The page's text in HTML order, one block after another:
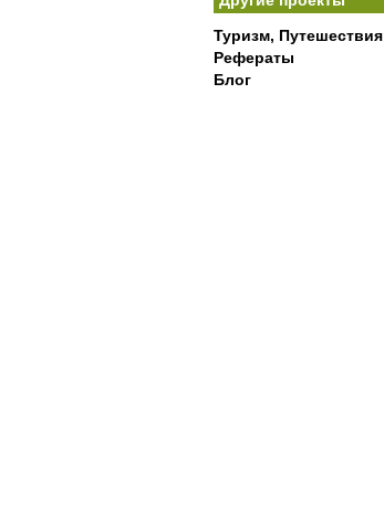
Туризм, Путешествия
Рефераты
Блог